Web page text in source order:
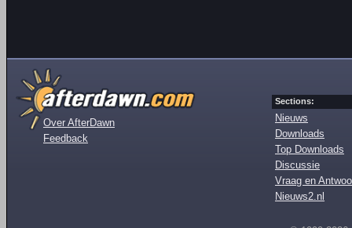
Over AfterDawn
Feedback
Sections:
Nieuws
Downloads
Top Downloads
Discussie
Vraag en
Nieuws2.nl